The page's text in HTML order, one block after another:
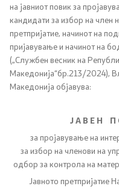
СОЗР
Комисии
Органи во состав
Односи со јавност
на јавниот повик за
кандидати за избор на член
претпријатие, начинот на
пријавување и начинот на
(„Службен весник на
Македонија“бр.213/2024),
Македонија објавува:
Ј А В Е Н
П
за пројавување на
за избор на членови на
одбор за контрола на
Јавното претпријатие